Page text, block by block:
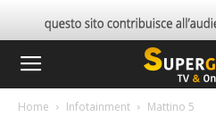
Home Infotainment Mattino 5